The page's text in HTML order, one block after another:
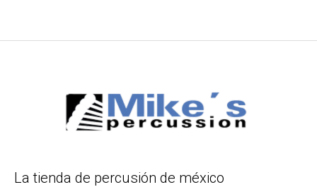
La tienda de percusión de méxico